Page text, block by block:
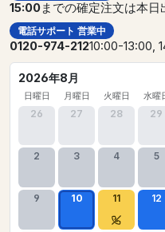
15:00までの確定注文は本日
電話サポート 営業中
0120-974-21210:00-13:00,
2026年8月
日曜日 月曜日 火曜日 水曜
26 27 28 29
2 3 4 5
9 10 11 12